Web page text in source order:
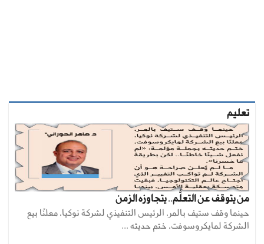
تعليم
من يتوقف عن التعلُّم.. يتجاوزه الزمن
حينما وقف ستيف بالمر، الرئيس التنفيذي لشركة نوكيا، معلنًا بيع
الشركة لمايكروسوفت، ختم حديثه ...